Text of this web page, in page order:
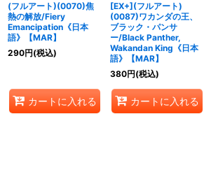
(フルアート)(0070)焦
熱の解放/Fiery
Emancipation《日本
語》【MAR】
290円(税込)
カートに入れる
[EX+](フルアート)
(0087)ワカンダの王、
ブラック・パンサ
ー/Black Panther,
Wakandan King《日本
語》【MAR】
380円(税込)
カートに入れる